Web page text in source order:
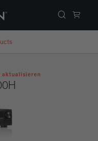
aktualisieren